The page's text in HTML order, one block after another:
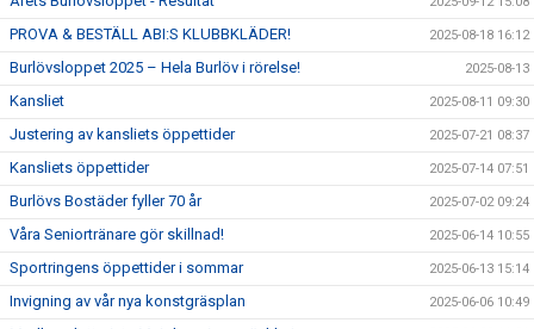
PROVA & BESTÄLL ABI:S KLUBBKLÄDER! 2025-08-18 16:12
Burlövsloppet 2025 – Hela Burlöv i rörelse! 2025-08-13
Kansliet 2025-08-11 09:30
Justering av kansliets öppettider 2025-07-21 08:37
Kansliets öppettider 2025-07-14 07:51
Burlövs Bostäder fyller 70 år 2025-07-02 09:24
Våra Seniortränare gör skillnad! 2025-06-14 10:55
Sportringens öppettider i sommar 2025-06-13 15:14
Invigning av vår nya konstgräsplan 2025-06-06 10:49